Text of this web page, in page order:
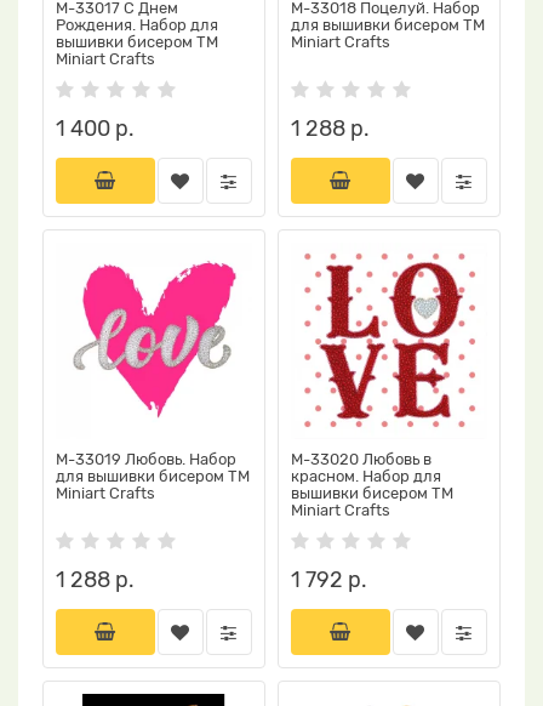
М-33017 С Днем
Рождения. Набор для
вышивки бисером ТМ
Miniart Crafts
1 400 р.
М-33018 Поцелуй. Набор
для вышивки бисером ТМ
Miniart Crafts
1 288 р.
М-33019 Любовь. Набор
для вышивки бисером ТМ
Miniart Crafts
1 288 р.
М-33020 Любовь в
красном. Набор для
вышивки бисером ТМ
Miniart Crafts
1 792 р.